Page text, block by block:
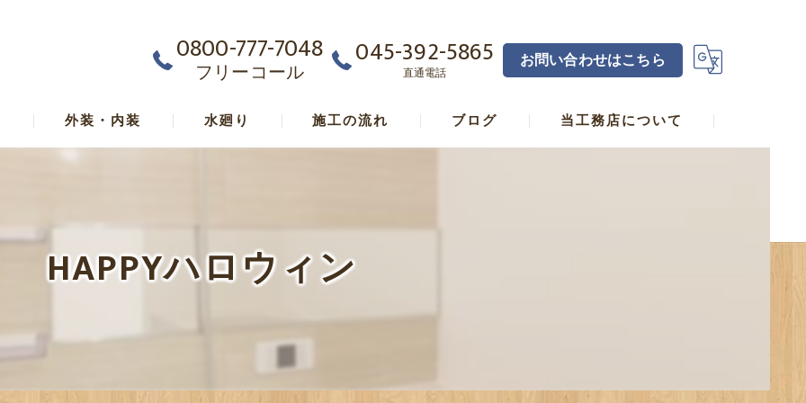
0800-777-7048
フリーコール
045-392-5865
直通電話
お問い合わせはこちら
外装・内装 水廻り 施工の流れ ブログ 当工務店について
HAPPYハロウィン